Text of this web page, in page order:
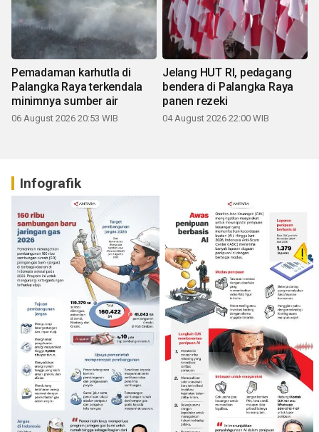
Pemadaman karhutla di
Palangka Raya terkendala
minimnya sumber air
06 August 2026 20:53 WIB
Jelang HUT RI, pedagang
bendera di Palangka Raya
panen rezeki
04 August 2026 22:00 WIB
Infografik